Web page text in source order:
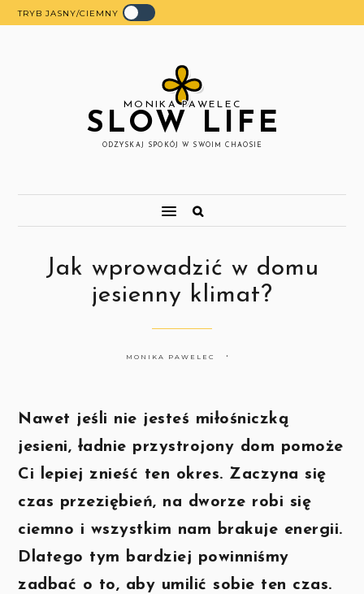
TRYB JASNY/CIEMNY
MONIKA PAWELEC
SLOW LIFE
ODZYSKAJ SPOKÓJ W SWOIM CHAOSIE
Jak wprowadzić w domu
jesienny klimat?
MONIKA PAWELEC
Nawet jeśli nie jesteś miłośniczką
jesieni, ładnie przystrojony dom pomoże
Ci lepiej znieść ten okres. Zaczyna się
czas przeziębień, na dworze robi się
ciemno i wszystkim nam brakuje energii.
Dlatego tym bardziej powinniśmy
zadbać o to, aby umilić sobie ten czas.